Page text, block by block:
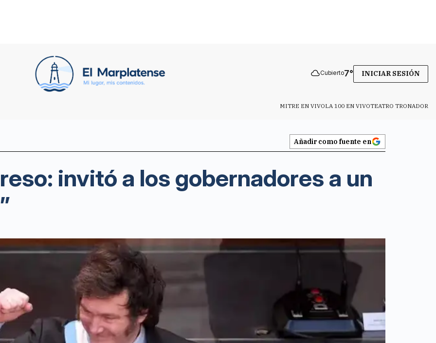
Cubierto7° INICIAR SESIÓN
MITRE EN VIVOLA 100 EN VIVOTEATRO TRONADOR
Añadir como fuente en
invitó a los gobernadores a un